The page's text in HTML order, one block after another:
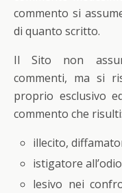
commento si
di quanto scritto.
Il Sito non
commenti, ma si
proprio esclusivo
commento che risulti:
illecito,
istigatore
lesivo nei